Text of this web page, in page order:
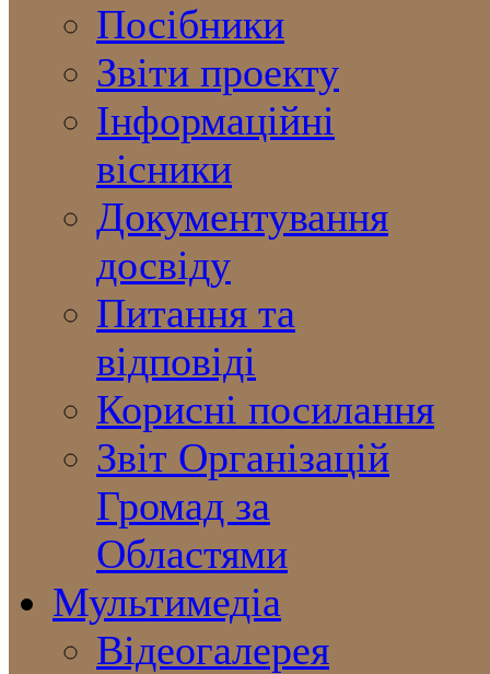
Посібники
Звіти проекту
Інформаційні
вісники
Документування
досвіду
Питання та
відповіді
Корисні посилання
Звіт Організацій
Громад за
Областями
Мультимедіа
Відеогалерея